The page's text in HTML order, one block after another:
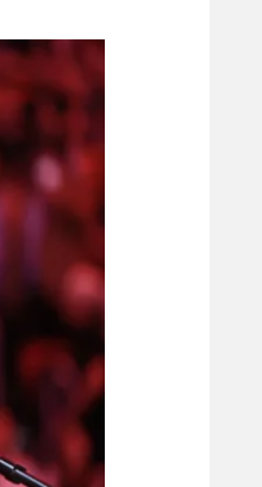
תקנון משתתפים
תקנון עבור
תקנון עבור פעילות
גיימינג E-Sports
תנאי שימוש
מדיניות פרטיות
תקנון פעילות
רשיון להקרנה
הצטרפות לחבילת
לוח דרושים –